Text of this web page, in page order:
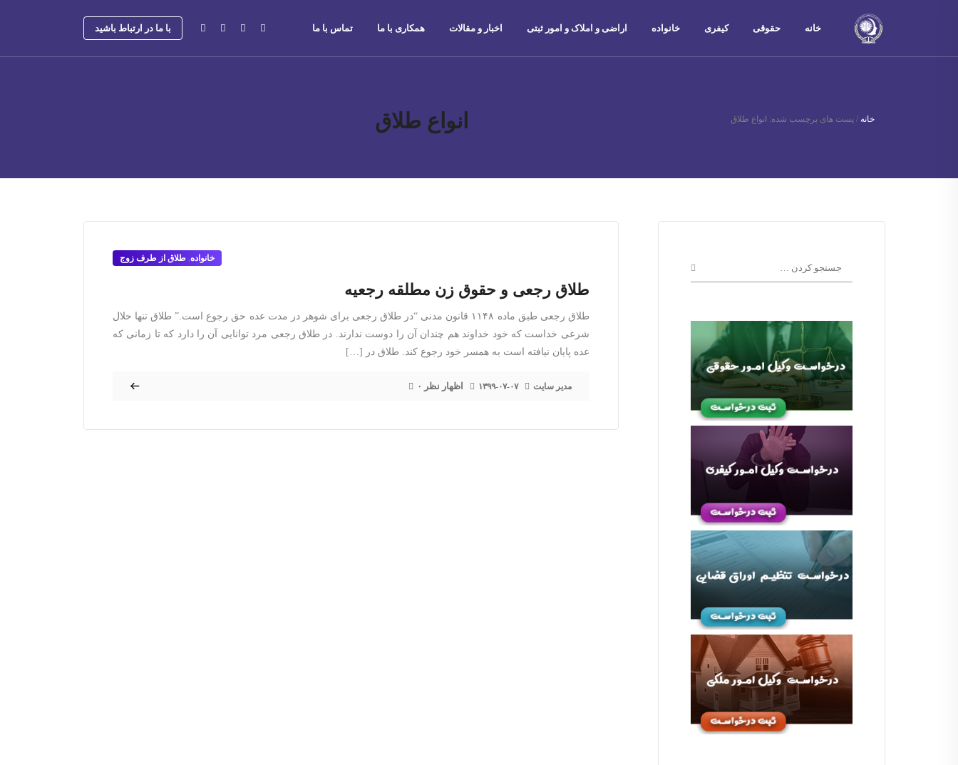
با ما در ارتباط باشید خانه حقوقی کیفری خانواده اراضی و املاک و امور ثبتی اخبار و مقالات همکاری با ما تماس با ما
انواع طلاق خانه / پست های برچسب شده: انواع طلاق
خانواده, طلاق از طرف زوج
طلاق رجعی و حقوق زن مطلقه رجعیه
طلاق رجعی طبق ماده ۱۱۴۸ قانون مدنی “در طلاق رجعی برای شوهر در مدت عده حق رجوع است.” طلاق تنها حلال
شرعی خداست که خود خداوند هم چندان آن را دوست ندارند. در طلاق رجعی مرد توانایی آن را دارد که تا زمانی که
عده پایان نیافته است به همسر خود رجوع کند. طلاق در […]
مدیر سایت ۱۳۹۹-۰۷-۰۷ ۰ اظهار نظر